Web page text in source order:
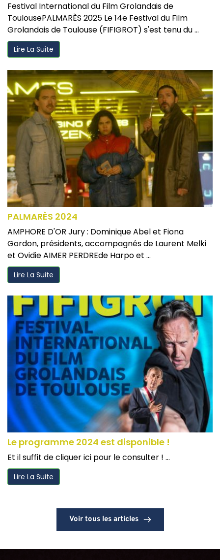
Festival International du Film Grolandais de
ToulousePALMARÈS 2025 Le 14e Festival du Film
Grolandais de Toulouse (FIFIGROT) s'est tenu du ...
Lire La Suite
PALMARÈS 2024
AMPHORE D'OR Jury : Dominique Abel et Fiona
Gordon, présidents, accompagnés de Laurent Melki
et Ovidie AIMER PERDREde Harpo et ...
Lire La Suite
Le programme 2024 est disponible !
Et il suffit de cliquer ici pour le consulter ! ...
Lire La Suite
Voir tous les articles